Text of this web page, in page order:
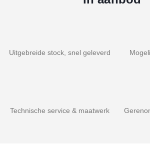
Uitgebreide stock, snel geleverd
Technische service & maatwerk